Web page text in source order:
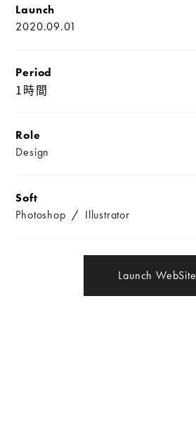
Launch
2020.09.01
Period
1時間
Role
Design
Soft
Photoshop
Illustrator
Launch WebSite